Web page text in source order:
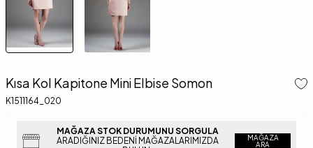
Kısa Kol Kapitone Mini Elbise Somon
K1511164_020
MAĞAZA STOK DURUMUNU SORGULA
ARADIĞINIZ BEDENI MAĞAZALARIMIZDA
MAĞAZA
ARA